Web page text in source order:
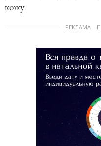
кожу.
РЕКЛАМА –